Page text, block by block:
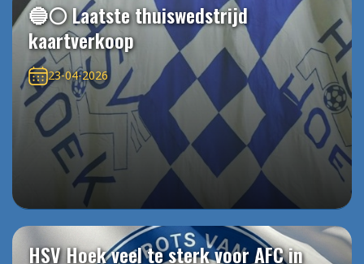
🔵⚪️ Laatste thuiswedstrijd
kaartverkoop
23-04-2026
HSV Hoek veel te sterk voor AFC in